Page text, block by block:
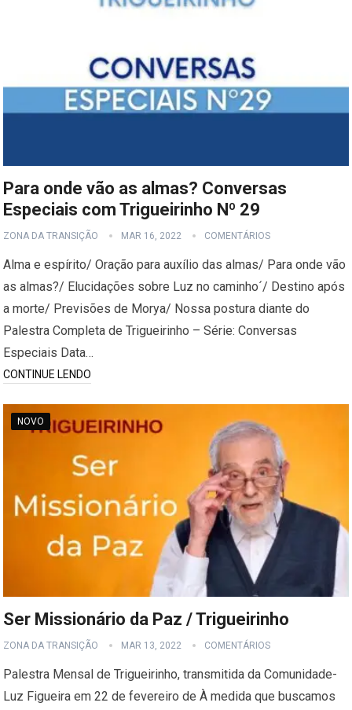
Para onde vão as almas? Conversas
Especiais com Trigueirinho Nº 29
ZONA DA TRANSIÇÃO MAR 16, 2022 COMENTÁRIOS
Alma e espírito/ Oração para auxílio das almas/ Para onde vão
as almas?/ Elucidações sobre Luz no caminho´/ Destino após
a morte/ Previsões de Morya/ Nossa postura diante do
Palestra Completa de Trigueirinho – Série: Conversas
Especiais Data…
CONTINUE LENDO
NOVO
Ser Missionário da Paz / Trigueirinho
ZONA DA TRANSIÇÃO MAR 13, 2022 COMENTÁRIOS
Palestra Mensal de Trigueirinho, transmitida da Comunidade-
Luz Figueira em 22 de fevereiro de À medida que buscamos